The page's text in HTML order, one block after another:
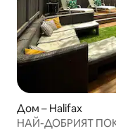
Дом – Halifax
НАЙ-ДОБРИЯТ